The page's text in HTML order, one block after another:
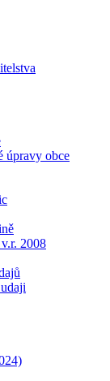
úpravy obce
2008